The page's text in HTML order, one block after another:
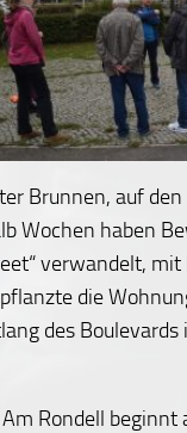
Brunnen, auf
Wochen haben
verwandelt,
die
des
Am Rondell beginnt